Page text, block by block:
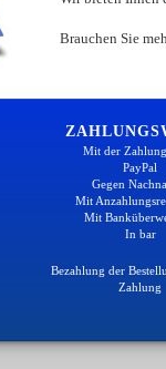
Brauchen Sie
Mit der
PayPal
Gegen
Mit
Mit
In bar
Bezahlung der
Zahlung